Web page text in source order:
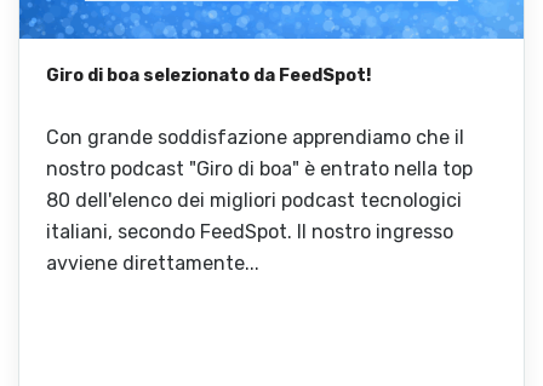
Giro di boa selezionato da FeedSpot!
Con grande soddisfazione apprendiamo che il
nostro podcast "Giro di boa" è entrato nella top
80 dell'elenco dei migliori podcast tecnologici
italiani, secondo FeedSpot. Il nostro ingresso
avviene direttamente...